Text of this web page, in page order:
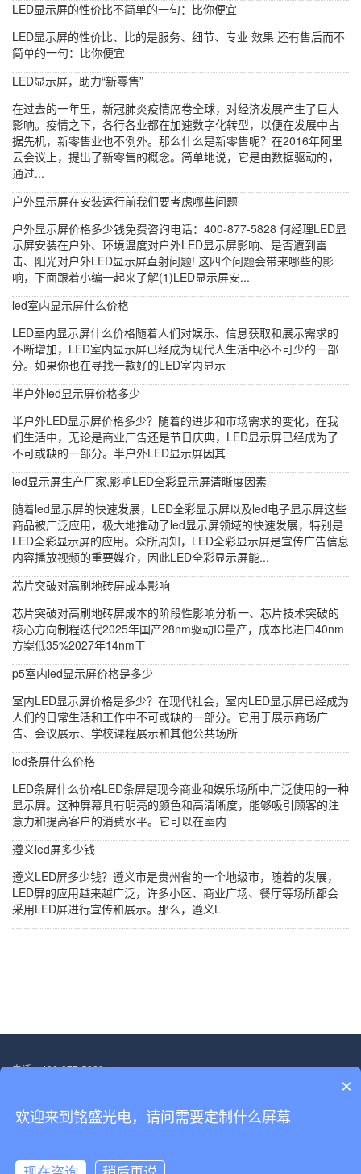
LED显示屏的性价比不简单的一句：比你便宜
LED显示屏的性价比、比的是服务、细节、专业 效果 还有售后而不
简单的一句：比你便宜
LED显示屏，助力“新零售”
在过去的一年里，新冠肺炎疫情席卷全球，对经济发展产生了巨大
影响。疫情之下，各行各业都在加速数字化转型，以便在发展中占
据先机，新零售业也不例外。那么什么是新零售呢？在2016年阿里
云会议上，提出了新零售的概念。简单地说，它是由数据驱动的，
通过...
户外显示屏在安装运行前我们要考虑哪些问题
户外显示屏价格多少钱免费咨询电话：400-877-5828 何经理LED显
示屏安装在户外、环境温度对户外LED显示屏影响、是否遭到雷
击、阳光对户外LED显示屏直射问题! 这四个问题会带来哪些的影
响，下面跟着小编一起来了解(1)LED显示屏安...
led室内显示屏什么价格
LED室内显示屏什么价格随着人们对娱乐、信息获取和展示需求的
不断增加，LED室内显示屏已经成为现代人生活中必不可少的一部
分。如果你也在寻找一款好的LED室内显示
半户外led显示屏价格多少
半户外LED显示屏价格多少？随着的进步和市场需求的变化，在我
们生活中，无论是商业广告还是节日庆典，LED显示屏已经成为了
不可或缺的一部分。半户外LED显示屏因其
led显示屏生产厂家,影响LED全彩显示屏清晰度因素
随着led显示屏的快速发展，LED全彩显示屏以及led电子显示屏这些
商品被广泛应用，极大地推动了led显示屏领域的快速发展，特别是
LED全彩显示屏的应用。众所周知，LED全彩显示屏是宣传广告信息
内容播放视频的重要媒介，因此LED全彩显示屏能...
芯片突破对高刷地砖屏成本影响
芯片突破对高刷地砖屏成本的阶段性影响分析一、芯片技术突破的
核心方向制程迭代2025年国产28nm驱动IC量产，成本比进口40nm
方案低35%2027年14nm工
p5室内led显示屏价格是多少
室内LED显示屏价格是多少？在现代社会，室内LED显示屏已经成为
人们的日常生活和工作中不可或缺的一部分。它用于展示商场广
告、会议展示、学校课程展示和其他公共场所
led条屏什么价格
LED条屏什么价格LED条屏是现今商业和娱乐场所中广泛使用的一种
显示屏。这种屏幕具有明亮的颜色和高清晰度，能够吸引顾客的注
意力和提高客户的消费水平。它可以在室内
遵义led屏多少钱
遵义LED屏多少钱？遵义市是贵州省的一个地级市，随着的发展，
LED屏的应用越来越广泛，许多小区、商业广场、餐厅等场所都会
采用LED屏进行宣传和展示。那么，遵义L
电话：400-877-5828
Copyright © 2022-2030 深圳市铭盛光电科技有限公司 版权所有
×
欢迎来到铭盛光电，请问需要定制什么屏幕